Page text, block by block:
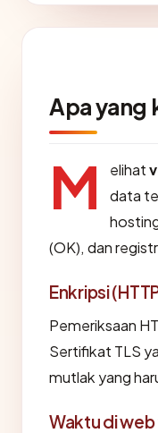
Apa yang
M elihat
data
(OK), dan
Enkripsi
Pemeriksaan
Sertifikat TLS
mutlak yang
Waktu di